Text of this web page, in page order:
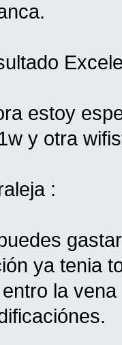
estoy
y otra
:
ya tenia
la